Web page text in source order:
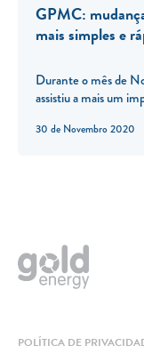
30 de Novembro 2020
GPMC:
mais simples e
Durante o mês de
assistiu a mais um
POLÍTICA DE